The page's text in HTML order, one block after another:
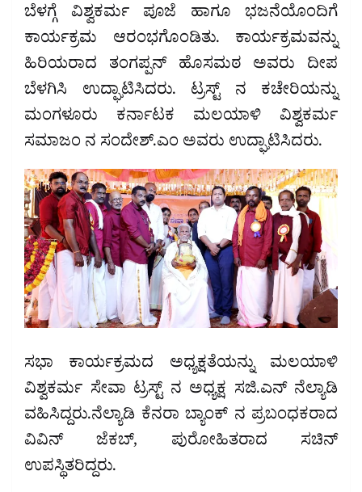
ಬೆಳಗ್ಗೆ ವಿಶ್ವಕರ್ಮ ಪೂಜೆ ಹಾಗೂ ಭಜನೆಯೊಂದಿಗೆ
ಕಾರ್ಯಕ್ರಮ ಆರಂಭಗೊಂಡಿತು. ಕಾರ್ಯಕ್ರಮವನ್ನು
ಹಿರಿಯರಾದ ತಂಗಪ್ಪನ್ ಹೊಸಮಠ ಅವರು ದೀಪ
ಬೆಳಗಿಸಿ ಉದ್ಘಾಟಿಸಿದರು. ಟ್ರಸ್ಟ್ ನ ಕಚೇರಿಯನ್ನು
ಮಂಗಳೂರು ಕರ್ನಾಟಕ ಮಲಯಾಳಿ ವಿಶ್ವಕರ್ಮ
ಸಮಾಜಂ ನ ಸಂದೇಶ್.ಎಂ ಅವರು ಉದ್ಘಾಟಿಸಿದರು.
ಸಭಾ ಕಾರ್ಯಕ್ರಮದ ಅಧ್ಯಕ್ಷತೆಯನ್ನು ಮಲಯಾಳಿ
ವಿಶ್ವಕರ್ಮ ಸೇವಾ ಟ್ರಸ್ಟ್ ನ ಅಧ್ಯಕ್ಷ ಸಜಿ.ಎನ್ ನೆಲ್ಯಾಡಿ
ವಹಿಸಿದ್ದರು.ನೆಲ್ಯಾಡಿ ಕೆನರಾ ಬ್ಯಾಂಕ್ ನ ಪ್ರಬಂಧಕರಾದ
ವಿವಿನ್ ಜೆಕಬ್, ಪುರೋಹಿತರಾದ ಸಚಿನ್
ಉಪಸ್ಥಿತರಿದ್ದರು.